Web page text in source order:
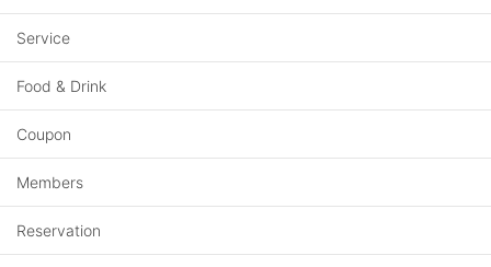
Service
Food & Drink
Coupon
Members
Reservation